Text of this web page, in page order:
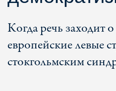
Когда речь заходит
европейские левые
стокгольмским